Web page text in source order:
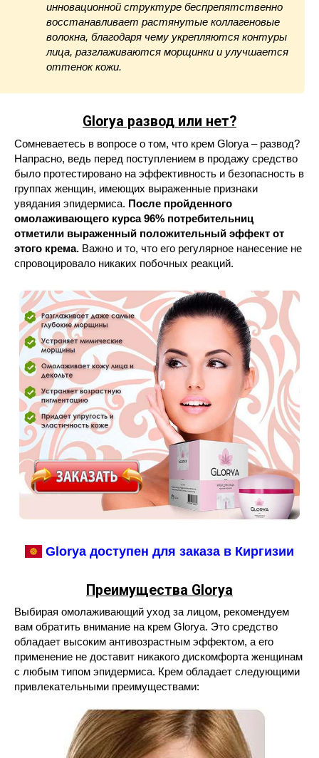
инновационной структуре беспрепятственно
восстанавливает растянутые коллагеновые
волокна, благодаря чему укрепляются контуры
лица, разглаживаются морщинки и улучшается
оттенок кожи.
Glorya развод или нет?
Сомневаетесь в вопросе о том, что крем Glorya – развод?
Напрасно, ведь перед поступлением в продажу средство
было протестировано на эффективность и безопасность в
группах женщин, имеющих выраженные признаки
увядания эпидермиса. После пройденного
омолаживающего курса 96% потребительниц
отметили выраженный положительный эффект от
этого крема. Важно и то, что его регулярное нанесение не
спровоцировало никаких побочных реакций.
Glorya доступен для заказа в Киргизии
Преимущества Glorya
Выбирая омолаживающий уход за лицом, рекомендуем
вам обратить внимание на крем Glorya. Это средство
обладает высоким антивозрастным эффектом, а его
применение не доставит никакого дискомфорта женщинам
с любым типом эпидермиса. Крем обладает следующими
привлекательными преимуществами: